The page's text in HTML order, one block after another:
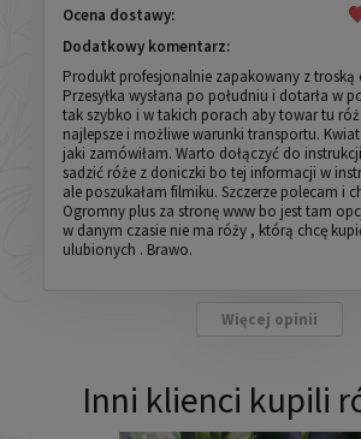
Ocena dostawy:
Dodatkowy komentarz:
Produkt profesjonalnie zapakowany z troską
Przesyłka wysłana po południu i dotarła w
tak szybko i w takich porach aby towar tu
najlepsze i możliwe warunki transportu.
jaki zamówiłam. Warto dołączyć do
sadzić róże z doniczki bo tej informacji w
ale poszukałam filmiku. Szczerze polecam i
Ogromny plus za stronę www bo jest tam
w danym czasie nie ma róży , którą chcę
ulubionych . Brawo.
Więcej opinii
Inni klienci kupili